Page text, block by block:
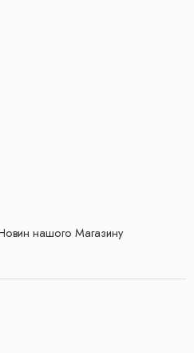
Новин нашого Магазину